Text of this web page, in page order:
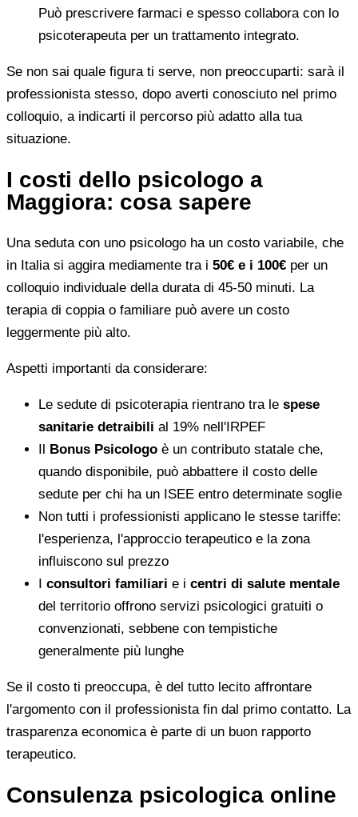
Può prescrivere farmaci e spesso collabora con lo
psicoterapeuta per un trattamento integrato.
Se non sai quale figura ti serve, non preoccuparti: sarà il
professionista stesso, dopo averti conosciuto nel primo
colloquio, a indicarti il percorso più adatto alla tua
situazione.
I costi dello psicologo a
Maggiora: cosa sapere
Una seduta con uno psicologo ha un costo variabile, che
in Italia si aggira mediamente tra i 50€ e i 100€ per un
colloquio individuale della durata di 45-50 minuti. La
terapia di coppia o familiare può avere un costo
leggermente più alto.
Aspetti importanti da considerare:
Le sedute di psicoterapia rientrano tra le spese
sanitarie detraibili al 19% nell'IRPEF
Il Bonus Psicologo è un contributo statale che,
quando disponibile, può abbattere il costo delle
sedute per chi ha un ISEE entro determinate soglie
Non tutti i professionisti applicano le stesse tariffe:
l'esperienza, l'approccio terapeutico e la zona
influiscono sul prezzo
I consultori familiari e i centri di salute mentale
del territorio offrono servizi psicologici gratuiti o
convenzionati, sebbene con tempistiche
generalmente più lunghe
Se il costo ti preoccupa, è del tutto lecito affrontare
l'argomento con il professionista fin dal primo contatto. La
trasparenza economica è parte di un buon rapporto
terapeutico.
Consulenza psicologica online